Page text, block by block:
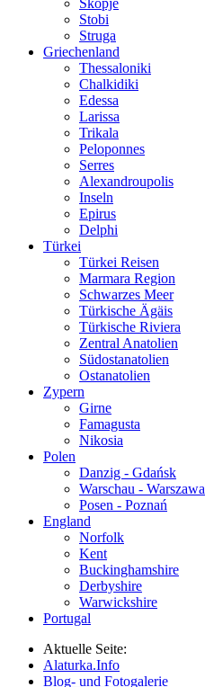
Skopje
Stobi
Struga
Griechenland
Thessaloniki
Chalkidiki
Edessa
Larissa
Trikala
Peloponnes
Serres
Alexandroupolis
Inseln
Epirus
Delphi
Türkei
Türkei Reisen
Marmara Region
Schwarzes Meer
Türkische Ägäis
Türkische Riviera
Zentral Anatolien
Südostanatolien
Ostanatolien
Zypern
Girne
Famagusta
Nikosia
Polen
Danzig - Gdańsk
Warschau - Warszawa
Posen - Poznań
England
Norfolk
Kent
Buckinghamshire
Derbyshire
Warwickshire
Portugal
Aktuelle Seite:
Alaturka.Info
Blog- und Fotogalerie